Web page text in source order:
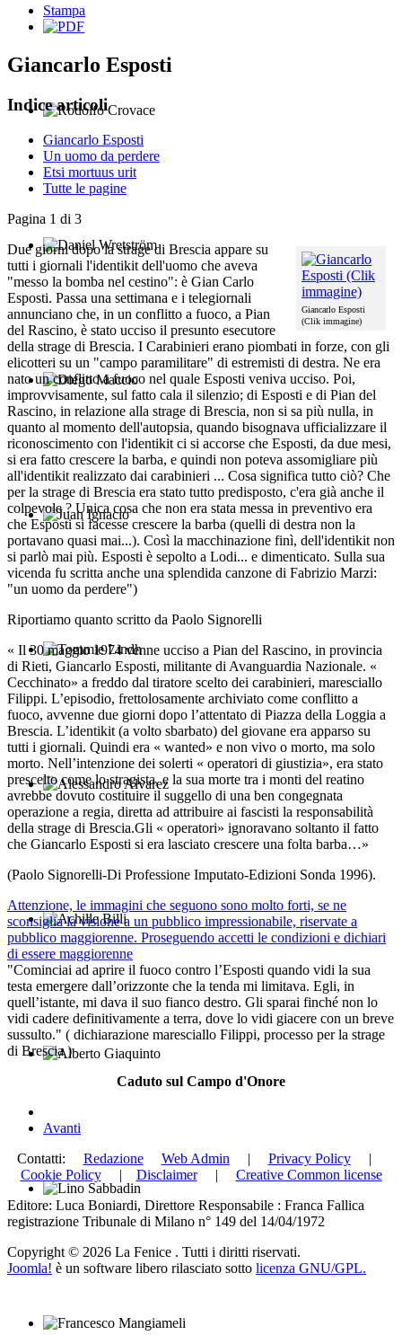
Daniel Wretström
Diego Maccio
Juan Ignacio
Tommie Lindh
Alessandro Alvarez
Achille Billi
Lino Sabbadin
Stampa
Giancarlo Esposti
Indice articoli
Giancarlo Esposti
Un uomo da perdere
Etsi mortuus urit
Tutte le pagine
Pagina 1 di 3
Giancarlo Esposti
(Clik immagine)
Due giorni dopo la strage di Brescia appare su
tutti i giornali l'identikit dell'uomo che aveva
"messo la bomba nel cestino": è Gian Carlo
Esposti. Passa una settimana e i telegiornali
annunciano che, in un conflitto a fuoco, a Pian
del Rascino, è stato ucciso il presunto esecutore
della strage di Brescia. I Carabinieri erano piombati in forze, con gli
elicotteri su un "campo paramilitare" di estremisti di destra. Ne era
nato un conflitto a fuoco nel quale Esposti veniva ucciso. Poi,
improvvisamente, sul fatto cala il silenzio; di Esposti e di Pian del
Rascino, in relazione alla strage di Brescia, non si sa più nulla, in
quanto al momento dell'autopsia, quando bisognava ufficializzare il
riconoscimento con l'identikit ci si accorse che Esposti, da due mesi,
si era fatto crescere la barba, e quindi non poteva assomigliare più
all'identikit realizzato dai carabinieri ... Cosa significa tutto ciò? Che
per la strage di Brescia era stato tutto predisposto, c'era già anche il
colpevole ? Unica cosa che non era stata messa in preventivo era
che Esposti si facesse crescere la barba (quelli di destra non la
portavano quasi mai...). Così la macchinazione finì, dell'identikit non
si parlò mai più. Esposti è sepolto a Lodi... e dimenticato. Sulla sua
vicenda fu scritta anche una splendida canzone di Fabrizio Marzi:
"un uomo da perdere")
Riportiamo quanto scritto da Paolo Signorelli
« Il 30 maggio 1974 venne ucciso a Pian del Rascino, in provincia
di Rieti, Giancarlo Esposti, militante di Avanguardia Nazionale. «
Cecchinato» a freddo dal tiratore scelto dei carabinieri, maresciallo
Filippi. L’episodio, frettolosamente archiviato come conflitto a
fuoco, avvenne due giorni dopo l’attentato di Piazza della Loggia a
Brescia. L’identikit (a volto sbarbato) del giovane era apparso su
tutti i giornali. Quindi era « wanted» e non vivo o morto, ma solo
morto. Nell’intenzione dei solerti « operatori di giustizia», era stato
prescelto come lo stragista, e la sua morte tra i monti del reatino
avrebbe dovuto costituire il suggello di una ben congegnata
operazione a regia, diretta ad attribuire ai fascisti la responsabilità
della strage di Brescia.Gli « operatori» ignoravano soltanto il fatto
che Giancarlo Esposti si era lasciato crescere una folta barba…»
(Paolo Signorelli-Di Professione Imputato-Edizioni Sonda 1996).
Attenzione, le immagini che seguono sono molto forti, se ne
sconsiglia la visione a un pubblico impressionabile, riservate a
pubblico maggiorenne. Proseguendo accetti le condizioni e dichiari
di essere maggiorenne
"Cominciai ad aprire il fuoco contro l’Esposti quando vidi la sua
testa emergere dall’orizzonte che la tenda mi limitava. Egli, in
quell’istante, mi dava il suo fianco destro. Gli sparai finché non lo
vidi cadere definitivamente a terra, dove lo vidi giacere con un breve
sussulto." ( dichiarazione maresciallo Filippi, processo per la strage
di Brescia )
Caduto sul Campo d'Onore
Avanti
Contatti: Redazione Web Admin | Privacy Policy|
Cookie Policy| Disclaimer| Creative Common license
Editore: Luca Boniardi, Direttore Responsabile : Franca Fallica
registrazione Tribunale di Milano n° 149 del 14/04/1972
Copyright © 2026 La Fenice . Tutti i diritti riservati.
Joomla! è un software libero rilasciato sotto licenza GNU/GPL.